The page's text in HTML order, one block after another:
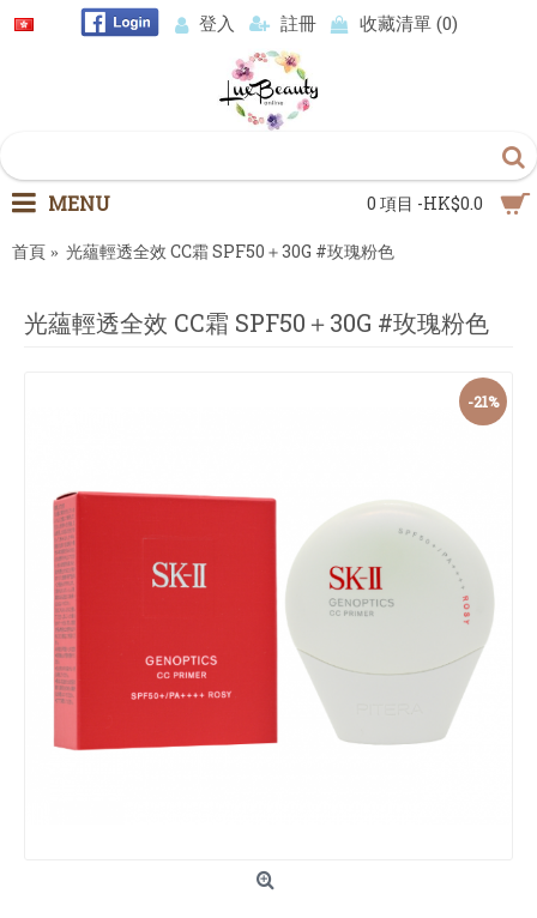
登入 註冊 收藏清單 (0)
0 項目 -HK$0.0
MENU
首頁 光蘊輕透全效 CC霜 SPF50＋30G #玫瑰粉色
光蘊輕透全效 CC霜 SPF50＋30G #玫瑰粉色
-21%